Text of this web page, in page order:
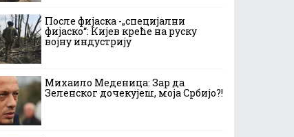
После фијаска -„специјални
фијаско“: Кијев креће на руску
војну индустрију
Михаило Меденица: Зар да
Зеленског дочекујеш, моја Србијо?!